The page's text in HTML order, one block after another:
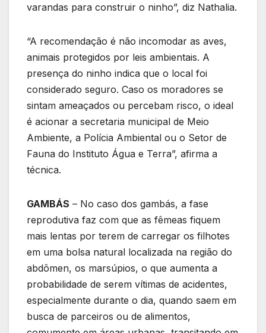
varandas para construir o ninho”, diz Nathalia.
“A recomendação é não incomodar as aves,
animais protegidos por leis ambientais. A
presença do ninho indica que o local foi
considerado seguro. Caso os moradores se
sintam ameaçados ou percebam risco, o ideal
é acionar a secretaria municipal de Meio
Ambiente, a Polícia Ambiental ou o Setor de
Fauna do Instituto Água e Terra”, afirma a
técnica.
GAMBÁS – No caso dos gambás, a fase
reprodutiva faz com que as fêmeas fiquem
mais lentas por terem de carregar os filhotes
em uma bolsa natural localizada na região do
abdômen, os marsúpios, o que aumenta a
probabilidade de serem vítimas de acidentes,
especialmente durante o dia, quando saem em
busca de parceiros ou de alimentos,